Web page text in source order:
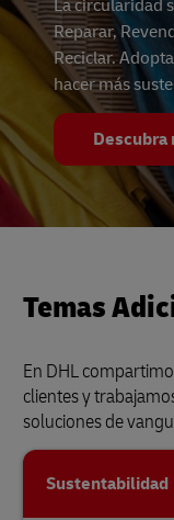
La circularidad
Reparar,
Reciclar.
hacer más
Descubra
Temas
En DHL
clientes y
soluciones de
Sustentabilidad